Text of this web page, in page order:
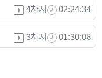
4차시 02:24:34
3차시 01:30:08